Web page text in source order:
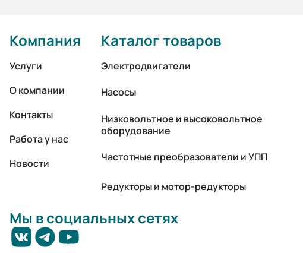
Компания
Услуги
О компании
Контакты
Работа у нас
Новости
Каталог товаров
Электродвигатели
Насосы
Низковольтное и высоковольтное
оборудование
Частотные преобразователи и УПП
Редукторы и мотор-редукторы
Мы в социальных сетях